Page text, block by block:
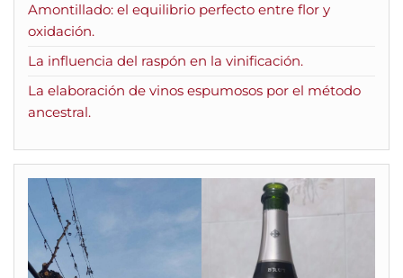
Amontillado: el equilibrio perfecto entre flor y
oxidación.
La influencia del raspón en la vinificación.
La elaboración de vinos espumosos por el método
ancestral.